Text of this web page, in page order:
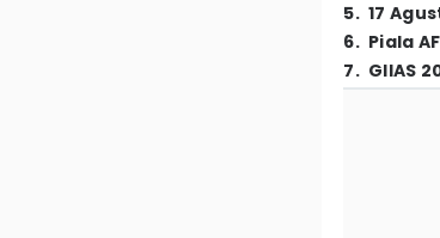
5. 17
6. Piala
7. GIIAS